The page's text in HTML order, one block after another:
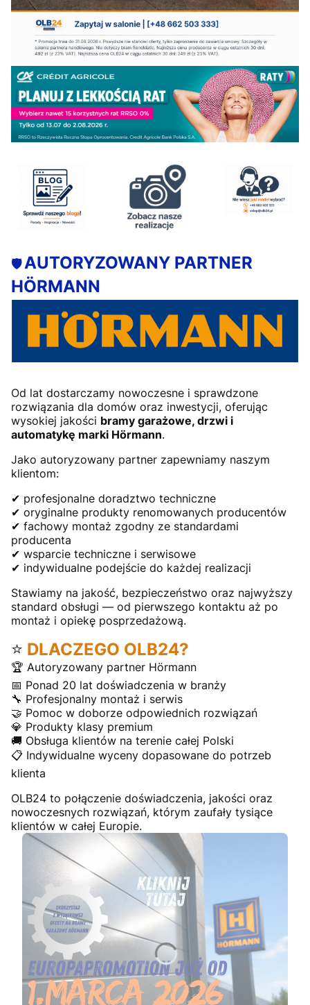
🛡️AUTORYZOWANY PARTNER
HÖRMANN
Od lat dostarczamy nowoczesne i sprawdzone
rozwiązania dla domów oraz inwestycji, oferując
wysokiej jakości bramy garażowe, drzwi i
automatykę marki Hörmann.
Jako autoryzowany partner zapewniamy naszym
klientom:
✔ profesjonalne doradztwo techniczne
✔ oryginalne produkty renomowanych producentów
✔ fachowy montaż zgodny ze standardami
producenta
✔ wsparcie techniczne i serwisowe
✔ indywidualne podejście do każdej realizacji
Stawiamy na jakość, bezpieczeństwo oraz najwyższy
standard obsługi — od pierwszego kontaktu aż po
montaż i opiekę posprzedażową.
⭐ DLACZEGO OLB24?
🏆 Autoryzowany partner Hörmann
📅 Ponad 20 lat doświadczenia w branży
🔧 Profesjonalny montaż i serwis
🤝 Pomoc w doborze odpowiednich rozwiązań
💎 Produkty klasy premium
🚚 Obsługa klientów na terenie całej Polski
📋 Indywidualne wyceny dopasowane do potrzeb
klienta
OLB24 to połączenie doświadczenia, jakości oraz
nowoczesnych rozwiązań, którym zaufały tysiące
klientów w całej Europie.